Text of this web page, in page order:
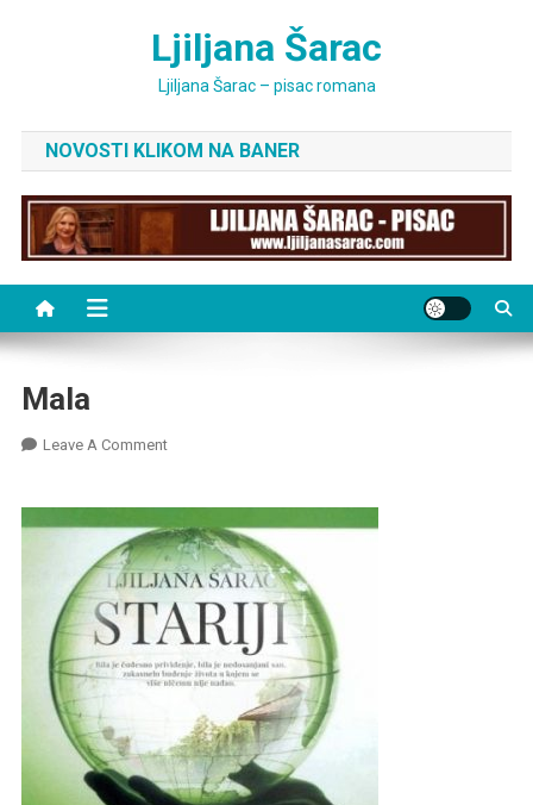
Ljiljana Šarac
Ljiljana Šarac – pisac romana
NOVOSTI KLIKOM NA BANER
Mala
Leave A CommentOn